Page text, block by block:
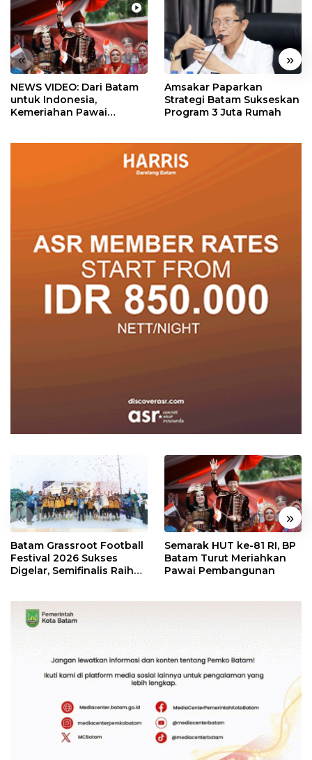
« »
NEWS VIDEO: Dari Batam
untuk Indonesia,
Kemeriahan Pawai
Amsakar Paparkan
Strategi Batam Sukseskan
Program 3 Juta Rumah
« »
Batam Grassroot Football
Festival 2026 Sukses
Digelar, Semifinalis Raih
Semarak HUT ke-81 RI, BP
Batam Turut Meriahkan
Pawai Pembangunan